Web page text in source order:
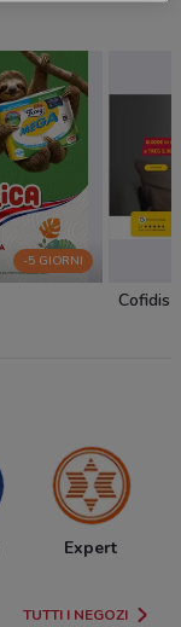
-5 GIORNI
Cofidis
Expert
TUTTI I NEGOZI